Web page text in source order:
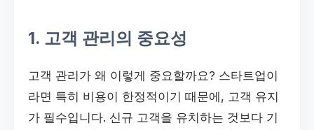
1. 고객 관리의 중요성
고객 관리가 왜 이렇게 중요할까요? 스타트업이
라면 특히 비용이 한정적이기 때문에, 고객 유지
가 필수입니다. 신규 고객을 유치하는 것보다 기